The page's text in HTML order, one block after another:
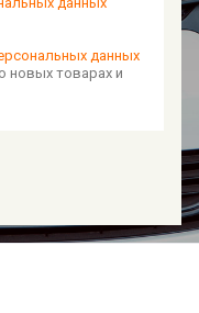
данных
новых товарах и